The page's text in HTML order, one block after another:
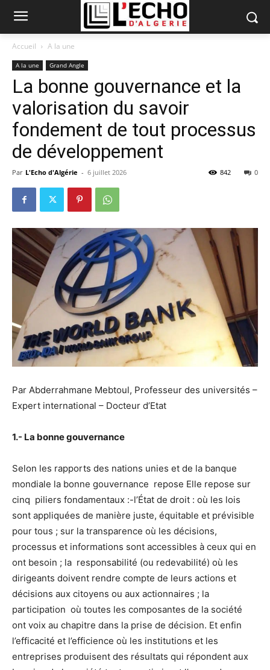
Accueil A la une
A la une Grand Angle
La bonne gouvernance et la
valorisation du savoir
fondement de tout processus
de développement
Par L'Echo d'Algérie - 6 juillet 2026 0
842
Par Abderrahmane Mebtoul, Professeur des universités –
Expert international – Docteur d’Etat
1.- La bonne gouvernance
Selon les rapports des nations unies et de la banque
mondiale la bonne gouvernance repose Elle repose sur
cinq piliers fondamentaux :-l’État de droit : où les lois
sont appliquées de manière juste, équitable et prévisible
pour tous ; sur la transparence où les décisions,
processus et informations sont accessibles à ceux qui en
ont besoin ; la responsabilité (ou redevabilité) où les
dirigeants doivent rendre compte de leurs actions et
décisions aux citoyens ou aux actionnaires ; la
participation où toutes les composantes de la société
ont voix au chapitre dans la prise de décision. Et enfin
l’efficacité et l’efficience où les institutions et les
entreprises produisent des résultats qui répondent aux